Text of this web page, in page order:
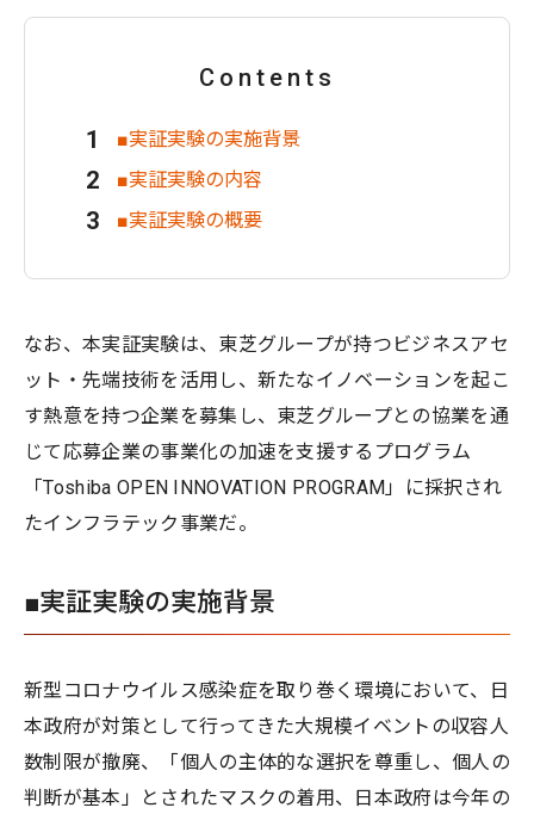
Contents
■実証実験の実施背景
■実証実験の内容
■実証実験の概要
なお、本実証実験は、東芝グループが持つビジネスアセ
ット・先端技術を活用し、新たなイノベーションを起こ
す熱意を持つ企業を募集し、東芝グループとの協業を通
じて応募企業の事業化の加速を支援するプログラム
「Toshiba OPEN INNOVATION PROGRAM」に採択され
たインフラテック事業だ。
■実証実験の実施背景
新型コロナウイルス感染症を取り巻く環境において、日
本政府が対策として行ってきた大規模イベントの収容人
数制限が撤廃、「個人の主体的な選択を尊重し、個人の
判断が基本」とされたマスクの着用、日本政府は今年の